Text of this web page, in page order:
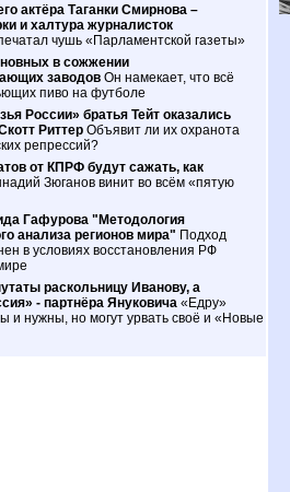
актёра Таганки Смирнова –
и халтура журналисток
чушь «Парламентской газеты»
в сожжении
заводов Он намекает, что всё
пиво на футболе
России» братья Тейт оказались
Риттер Объявит ли их охранота
репрессий?
от КПРФ будут сажать, как
Зюганов винит во всём «пятую
Гафурова "Методология
анализа регионов мира" Подход
в условиях восстановления РФ
раскольницу Иванову, а
- партнёра Януковича «Едру»
и нужны, но могут урвать своё и «Новые